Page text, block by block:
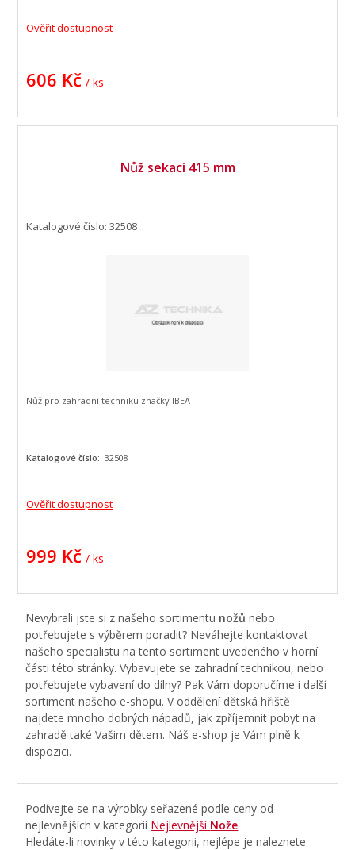
Ověřit dostupnost
606 Kč / ks
Nůž sekací 415 mm
Katalogové číslo: 32508
Ověřit dostupnost
999 Kč / ks
Nůž pro zahradní techniku značky IBEA
Katalogové číslo:32508
Nevybrali jste si z našeho sortimentu nožů nebo
potřebujete s výběrem poradit? Neváhejte kontaktovat
našeho specialistu na tento sortiment uvedeného v horní
části této stránky. Vybavujete se zahradní technikou, nebo
potřebujete vybavení do dílny? Pak Vám doporučíme i další
sortiment našeho e-shopu. V oddělení dětská hřiště
najdete mnoho dobrých nápadů, jak zpříjemnit pobyt na
zahradě také Vašim dětem. Náš e-shop je Vám plně k
dispozici.
Podívejte se na výrobky seřazené podle ceny od
nejlevnějších v kategorii Nejlevnější Nože.
Hledáte-li novinky v této kategorii, nejlépe je naleznete